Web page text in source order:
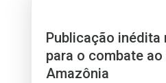
Publicação inédita
para o combate
Amazônia